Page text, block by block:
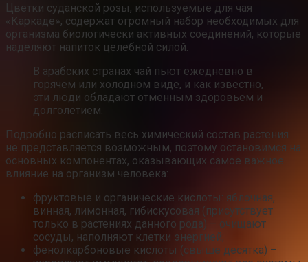
Цветки суданской розы, используемые для чая
«Каркаде», содержат огромный набор необходимых для
организма биологически активных соединений, которые
наделяют напиток целебной силой.
В арабских странах чай пьют ежедневно в
горячем или холодном виде, и как известно,
эти люди обладают отменным здоровьем и
долголетием.
Подробно расписать весь химический состав растения
не представляется возможным, поэтому остановимся на
основных компонентах, оказывающих самое важное
влияние на организм человека:
фруктовые и органические кислоты: яблочная,
винная, лимонная, гибискусовая (присутствует
только в растениях данного рода) – очищают
сосуды, наполняют клетки энергией;
фенолкарбоновые кислоты (свыше десятка) –